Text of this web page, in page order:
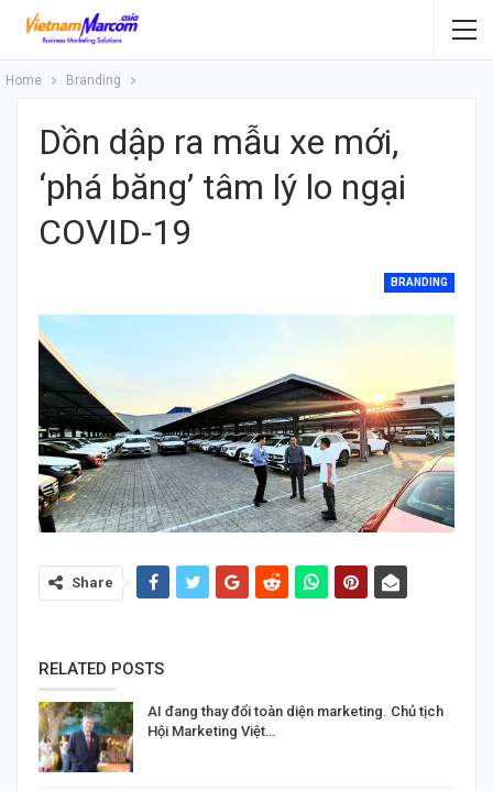
Home Branding
Dồn dập ra mẫu xe mới,
‘phá băng’ tâm lý lo ngại
COVID-19
BRANDING
Share
RELATED POSTS
AI đang thay đổi toàn diện marketing. Chủ tịch
Hội Marketing Việt…